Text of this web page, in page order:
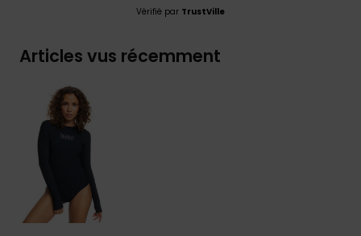
Vérifié par TrustVille
Articles vus récemment